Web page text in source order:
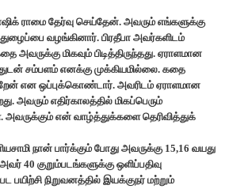
ராமை தேர்வு செய்தேன்.‌ அவரும் எங்களுக்கு
வழங்கினார்.‌ பிரதீபா அவர்களிடம்
மிகவும் பிடித்திருந்தது. ஏராளமான
சம்பளம் எனக்கு முக்கியமில்லை. கதை
என ஒப்புக்கொண்டார். அவரிடம் ஏராளமான
அவரும் எதிர்காலத்தில் மிகப்பெரும்
அவருக்கும் என் வாழ்த்துக்களை தெரிவித்துக்
நான் பார்க்கும் போது அவருக்கு 15,16 வயது
40 குறும்படங்களுக்கு ஒளிப்பதிவு
பயிற்சி நிறுவனத்தில் இயக்குநர் மற்றும்